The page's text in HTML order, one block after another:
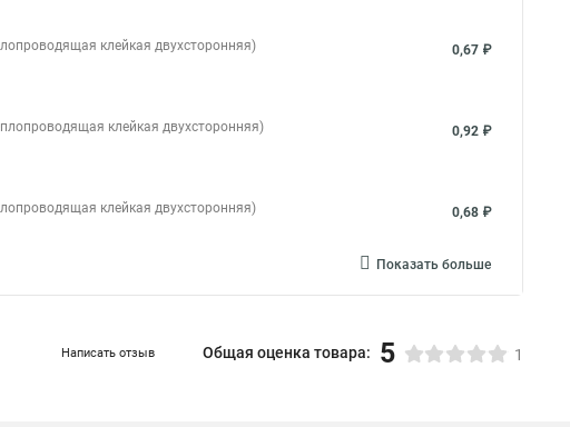
клейкая двухсторонняя) 0,67 ₽
клейкая двухсторонняя) 0,92 ₽
клейкая двухсторонняя) 0,68 ₽
Показать больше
Написать отзыв Общая оценка товара: 5 1